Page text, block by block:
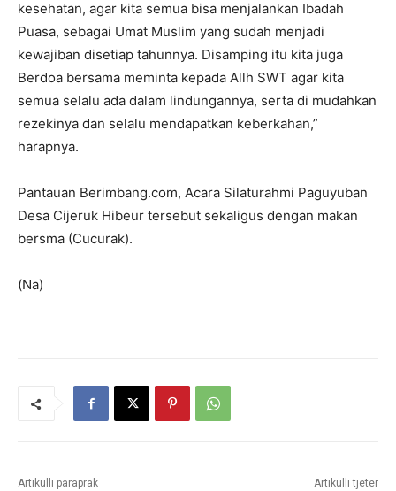
kesehatan, agar kita semua bisa menjalankan Ibadah
Puasa, sebagai Umat Muslim yang sudah menjadi
kewajiban disetiap tahunnya. Disamping itu kita juga
Berdoa bersama meminta kepada Allh SWT agar kita
semua selalu ada dalam lindungannya, serta di mudahkan
rezekinya dan selalu mendapatkan keberkahan,”
harapnya.
Pantauan Berimbang.com, Acara Silaturahmi Paguyuban
Desa Cijeruk Hibeur tersebut sekaligus dengan makan
bersma (Cucurak).
(Na)
Artikulli paraprak Artikulli tjetër